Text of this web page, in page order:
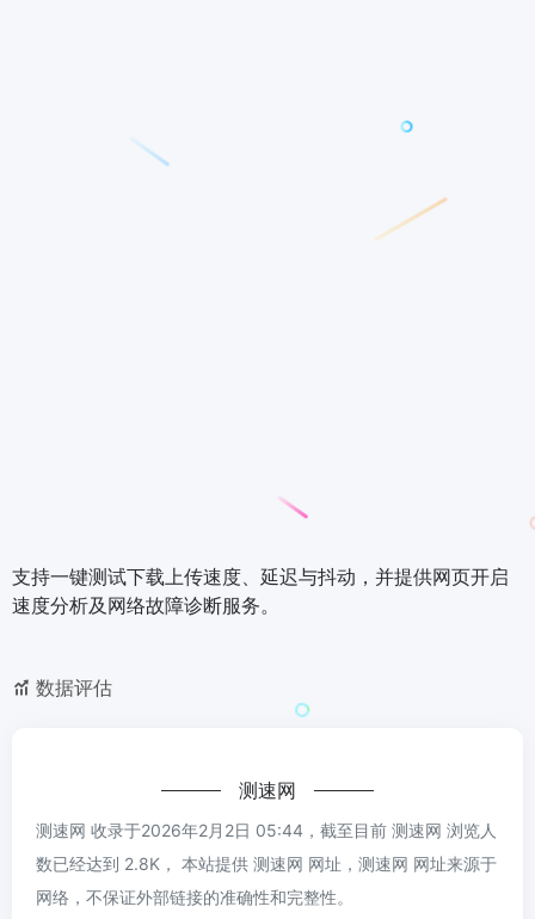
支持一键测试下载上传速度、延迟与抖动，并提供网页开启
速度分析及网络故障诊断服务。
数据评估
测速网
测速网 收录于2026年2月2日 05:44，截至目前 测速网 浏览人
数已经达到 2.8K， 本站提供 测速网 网址，测速网 网址来源于
网络，不保证外部链接的准确性和完整性。